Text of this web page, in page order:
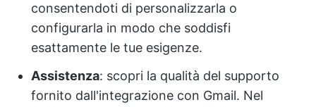
consentendoti di personalizzarla o
configurarla in modo che soddisfi
esattamente le tue esigenze.
Assistenza: scopri la qualità del supporto
fornito dall'integrazione con Gmail. Nel